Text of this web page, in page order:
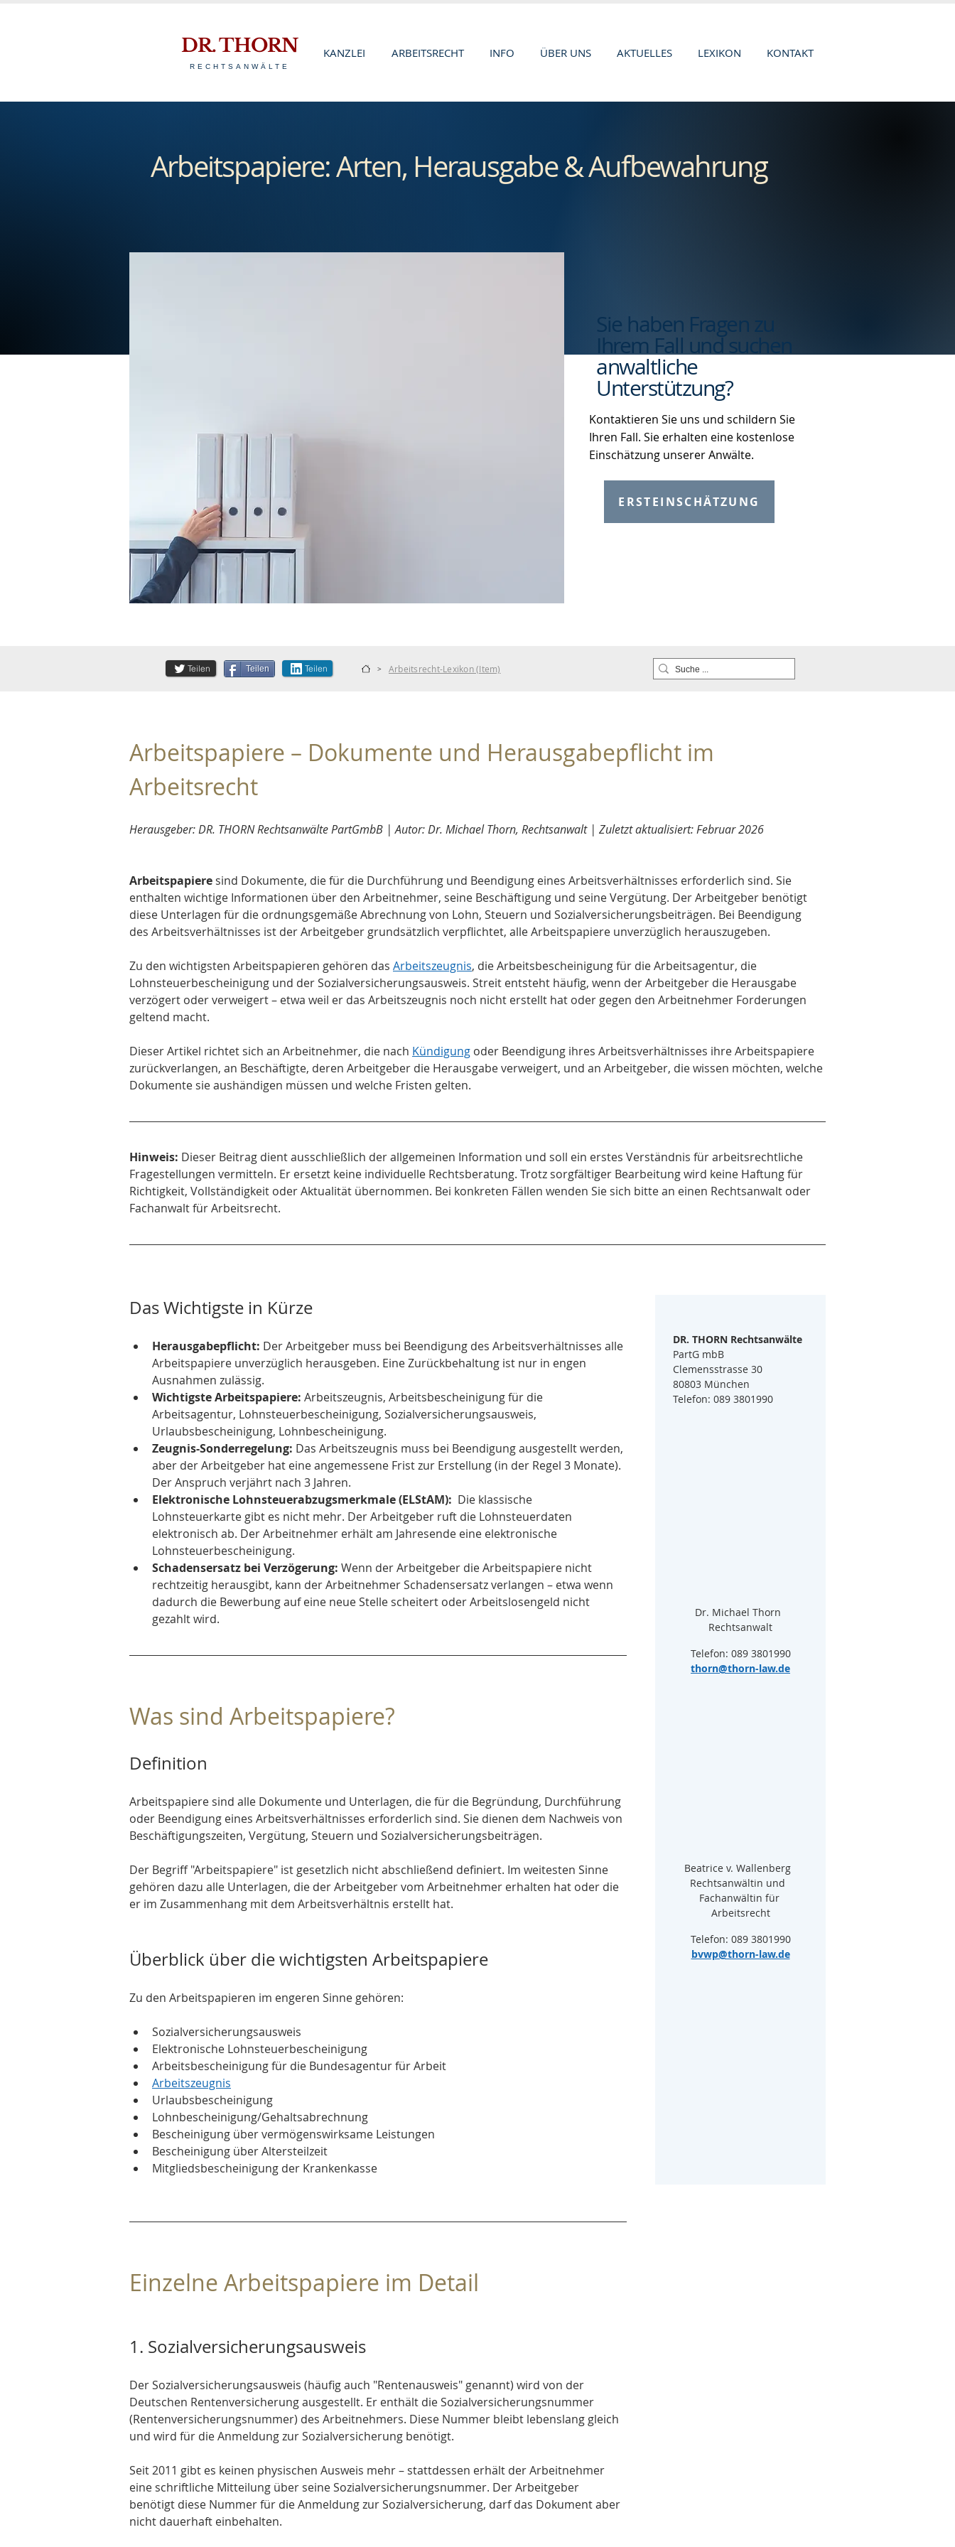
DR. THORN KANZLEI ARBEITSRECHT INFO ÜBER UNS AKTUELLES LEXIKON KONTAKT
RECHTSANWÄLTE
Arbeitspapiere: Arten, Herausgabe & Aufbewahrung
Sie haben Fragen zu
Ihrem Fall und suchen
anwaltliche
Unterstützung?
Kontaktieren Sie uns und schildern Sie
Ihren Fall. Sie erhalten eine kostenlose
Einschätzung unserer Anwälte.
ERSTEINSCHÄTZUNG
Teilen Teilen Teilen > Arbeitsrecht-Lexikon (Item)
Arbeitspapiere – Dokumente und Herausgabepflicht im
Arbeitsrecht
Herausgeber: DR. THORN Rechtsanwälte PartGmbB | Autor: Dr. Michael Thorn, Rechtsanwalt | Zuletzt aktualisiert: Februar 2026
Arbeitspapiere sind Dokumente, die für die Durchführung und Beendigung eines Arbeitsverhältnisses erforderlich sind. Sie
enthalten wichtige Informationen über den Arbeitnehmer, seine Beschäftigung und seine Vergütung. Der Arbeitgeber benötigt
diese Unterlagen für die ordnungsgemäße Abrechnung von Lohn, Steuern und Sozialversicherungsbeiträgen. Bei Beendigung
des Arbeitsverhältnisses ist der Arbeitgeber grundsätzlich verpflichtet, alle Arbeitspapiere unverzüglich herauszugeben.
Zu den wichtigsten Arbeitspapieren gehören das Arbeitszeugnis, die Arbeitsbescheinigung für die Arbeitsagentur, die
Lohnsteuerbescheinigung und der Sozialversicherungsausweis. Streit entsteht häufig, wenn der Arbeitgeber die Herausgabe
verzögert oder verweigert – etwa weil er das Arbeitszeugnis noch nicht erstellt hat oder gegen den Arbeitnehmer Forderungen
geltend macht.
Dieser Artikel richtet sich an Arbeitnehmer, die nach Kündigung oder Beendigung ihres Arbeitsverhältnisses ihre Arbeitspapiere
zurückverlangen, an Beschäftigte, deren Arbeitgeber die Herausgabe verweigert, und an Arbeitgeber, die wissen möchten, welche
Dokumente sie aushändigen müssen und welche Fristen gelten.
Hinweis: Dieser Beitrag dient ausschließlich der allgemeinen Information und soll ein erstes Verständnis für arbeitsrechtliche
Fragestellungen vermitteln. Er ersetzt keine individuelle Rechtsberatung. Trotz sorgfältiger Bearbeitung wird keine Haftung für
Richtigkeit, Vollständigkeit oder Aktualität übernommen. Bei konkreten Fällen wenden Sie sich bitte an einen Rechtsanwalt oder
Fachanwalt für Arbeitsrecht.
Das Wichtigste in Kürze
Herausgabepflicht: Der Arbeitgeber muss bei Beendigung des Arbeitsverhältnisses alle
Arbeitspapiere unverzüglich herausgeben. Eine Zurückbehaltung ist nur in engen
Ausnahmen zulässig.
Wichtigste Arbeitspapiere: Arbeitszeugnis, Arbeitsbescheinigung für die
Arbeitsagentur, Lohnsteuerbescheinigung, Sozialversicherungsausweis,
Urlaubsbescheinigung, Lohnbescheinigung.
Zeugnis-Sonderregelung: Das Arbeitszeugnis muss bei Beendigung ausgestellt werden,
aber der Arbeitgeber hat eine angemessene Frist zur Erstellung (in der Regel 3 Monate).
Der Anspruch verjährt nach 3 Jahren.
Elektronische Lohnsteuerabzugsmerkmale (ELStAM): Die klassische
Lohnsteuerkarte gibt es nicht mehr. Der Arbeitgeber ruft die Lohnsteuerdaten
elektronisch ab. Der Arbeitnehmer erhält am Jahresende eine elektronische
Lohnsteuerbescheinigung.
Schadensersatz bei Verzögerung: Wenn der Arbeitgeber die Arbeitspapiere nicht
rechtzeitig herausgibt, kann der Arbeitnehmer Schadensersatz verlangen – etwa wenn
dadurch die Bewerbung auf eine neue Stelle scheitert oder Arbeitslosengeld nicht
gezahlt wird.
Was sind Arbeitspapiere?
Definition
Arbeitspapiere sind alle Dokumente und Unterlagen, die für die Begründung, Durchführung
oder Beendigung eines Arbeitsverhältnisses erforderlich sind. Sie dienen dem Nachweis von
Beschäftigungszeiten, Vergütung, Steuern und Sozialversicherungsbeiträgen.
Der Begriff "Arbeitspapiere" ist gesetzlich nicht abschließend definiert. Im weitesten Sinne
gehören dazu alle Unterlagen, die der Arbeitgeber vom Arbeitnehmer erhalten hat oder die
er im Zusammenhang mit dem Arbeitsverhältnis erstellt hat.
Überblick über die wichtigsten Arbeitspapiere
Zu den Arbeitspapieren im engeren Sinne gehören:
Sozialversicherungsausweis
Elektronische Lohnsteuerbescheinigung
Arbeitsbescheinigung für die Bundesagentur für Arbeit
Arbeitszeugnis
Urlaubsbescheinigung
Lohnbescheinigung/Gehaltsabrechnung
Bescheinigung über vermögenswirksame Leistungen
Bescheinigung über Altersteilzeit
Mitgliedsbescheinigung der Krankenkasse
Einzelne Arbeitspapiere im Detail
1. Sozialversicherungsausweis
Der Sozialversicherungsausweis (häufig auch "Rentenausweis" genannt) wird von der
Deutschen Rentenversicherung ausgestellt. Er enthält die Sozialversicherungsnummer
(Rentenversicherungsnummer) des Arbeitnehmers. Diese Nummer bleibt lebenslang gleich
und wird für die Anmeldung zur Sozialversicherung benötigt.
Seit 2011 gibt es keinen physischen Ausweis mehr – stattdessen erhält der Arbeitnehmer
eine schriftliche Mitteilung über seine Sozialversicherungsnummer. Der Arbeitgeber
benötigt diese Nummer für die Anmeldung zur Sozialversicherung, darf das Dokument aber
nicht dauerhaft einbehalten.
DR. THORN Rechtsanwälte
PartG mbB
Clemensstrasse 30
80803 München
Telefon: 089 3801990
Dr. Michael Thorn
Rechtsanwalt
Telefon: 089 3801990
thorn@thorn-law.de
Beatrice v. Wallenberg
Rechtsanwältin und
Fachanwältin für
Arbeitsrecht
Telefon: 089 3801990
bvwp@thorn-law.de